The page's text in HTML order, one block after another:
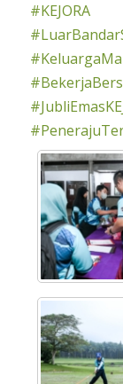
#KEJORA